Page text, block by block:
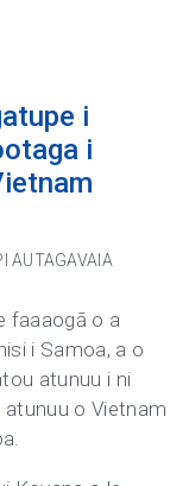
i
i
AUTAGAVAIA
faaaogā o a
i Samoa, a o
atunuu i ni
o Vietnam